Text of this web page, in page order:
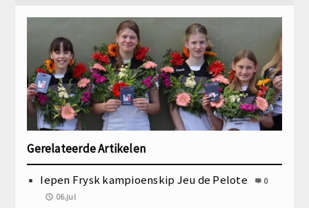
Gerelateerde Artikelen
Iepen Frysk kampioenskip Jeu de Pelote
0
06.jul